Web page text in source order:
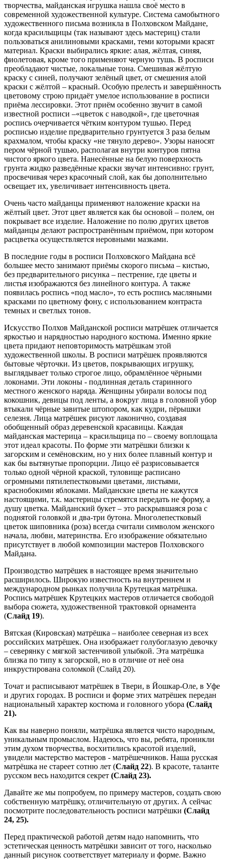
творчества, майданская игрушка нашла своё место в
современной художественной культуре. Система самобытного
художественного письма возникла в Полховском Майдане,
когда красильщицы (так называют здесь мастериц) стали
пользоваться анилиновыми красками, теми которыми красят
материал. Краски выбирались яркие: алая, жёлтая, синяя,
фиолетовая, кроме того применяют черную тушь. В росписи
преобладают чистые, локальные тона. Смешивая жёлтую
краску с синей, получают зелёный цвет, от смешения алой
краски с жёлтой – красный. Особую прелесть и завершённость
цветовому строю придаёт умелое использование в росписи
приёма лессировки. Этот приём особенно звучит в самой
известной росписи –«цветок с наводкой», где цветочная
роспись очерчивается чётким контуром тушью. Перед
росписью изделие предварительно грунтуется 3 раза белым
крахмалом, чтобы краску «не тянуло дерево». Узоры наносят
пером чёрной тушью, располагая внутри контуров пятна
чистого яркого цвета. Нанесённые на белую поверхность
грунта жидко разведённые краски звучат интенсивно: грунт,
просвечивая через красочный слой, как бы дополнительно
освещает их, увеличивает интенсивность цвета.
Очень часто майданцы применяют наложение краски на
жёлтый цвет. Этот цвет является как бы основой – полем, он
покрывает все изделие. Наложение по полю других цветов
майданцы делают распространённым приёмом, при котором
расцветка осуществляется неровными мазками.
В последние годы в росписи Полховского Майдана всё
большее место занимают приёмы скорого письма – кистью,
без предварительного рисунка – пестрение, где цветы и
листья изображаются без линейного контура. А также
появилась роспись «под масло», то есть роспись масляными
красками по цветному фону, с использованием контраста
темных и светлых тонов.
Искусство Полхов Майданской росписи матрёшек отличается
яркостью и нарядностью народного костюма. Именно яркие
цвета придают неповторимость матрёшкам этой
художественной школы. В росписи матрёшек проявляются
бытовые чёрточки. Из цветов, покрывающих игрушку,
выглядывает только строгое лицо, обрамлённое чёрными
локонами. Эти локоны - подлинная деталь старинного
местного женского наряда. Женщины убирали волосы под
кокошник, девицы под ленты, а вокруг лица в головной убор
втыкали чёрные завитые штопором, как кудри, пёрышки
селезня. Лица матрёшек рисуют лаконично, создавая
обобщенный образ деревенской красавицы. Каждая
майданская мастерица – красильщица по – своему воплощала
этот идеал красоты. По форме эти матрёшки близки к
загорским и семёновским, но у них более плавный контур и
как бы вытянутые пропорции. Лицо её разрисовывается
только одной чёрной краской, туловище расписано
огромными пятилепестковыми цветами, листьями,
краснобокими яблоками. Майданские цветы не кажутся
настоящими, т.к. мастерицы стремятся передать не форму, а
душу цветка. Майданский букет – это раскрывшаяся роза с
поднятой головкой и два-три бутона. Многолепестковый
цветок шиповника (роза) всегда считали символом женского
начала, любви, материнства. Его изображение обязательно
присутствует в любой композиции мастеров Полховского
Майдана.
Производство матрёшек в настоящее время значительно
расширилось. Широкую известность на внутреннем и
международном рынках получила Крутецкая матрёшка.
Роспись матрёшек Крутецких мастеров отличается свободой
выбора сюжета, художественной трактовкой орнамента
(Слайд 19).
Вятская (Кировская) матрёшка – наиболее северная из всех
российских матрёшек. Она изображает голубоглазую девочку
– северянку с мягкой застенчивой улыбкой. Эта матрёшка
близка по типу к загорской, но в отличие от неё она
инкрустирована соломкой (Слайд 20).
Точат и расписывают матрёшек в Твери, в Йошкар-Оле, в Уфе
и других городах. В росписи и форме этих матрёшек передан
национальный характер костюма и головного убора (Слайд
21).
Как вы наверно поняли, матрёшка является чисто народным,
уникальным промыслом. Надеюсь, что вы, ребята, проникли
этим духом творчества, восхитились красотой изделий,
увидели мастерство мастеров - матрёшечников. Наша русская
матрёшка не стареет сотню лет (Слайд 22). В красоте, таланте
русском весь находится секрет (Слайд 23).
Давайте же мы попробуем, по примеру мастеров, создать свою
собственную матрёшку, отличительную от других. А сейчас
посмотрите последовательность росписи матрёшки (Слайд
24, 25).
Перед практической работой детям надо напомнить, что
эстетическая ценность матрёшки зависит от того, насколько
данный рисунок соответствует материалу и форме. Важно